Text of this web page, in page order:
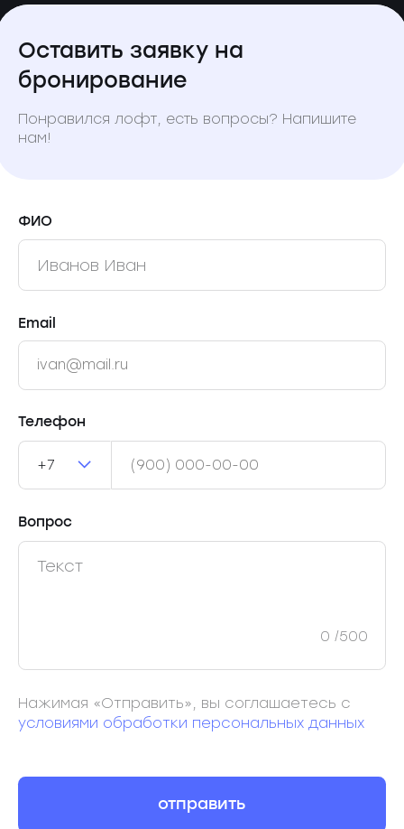
Оставить заявку на
бронирование
Понравился лофт, есть вопросы? Напишите
нам!
ФИО
Email
Телефон
+7
Вопрос
0 /500
Нажимая «Отправить», вы соглашаетесь с
условиями обработки персональных данных
отправить